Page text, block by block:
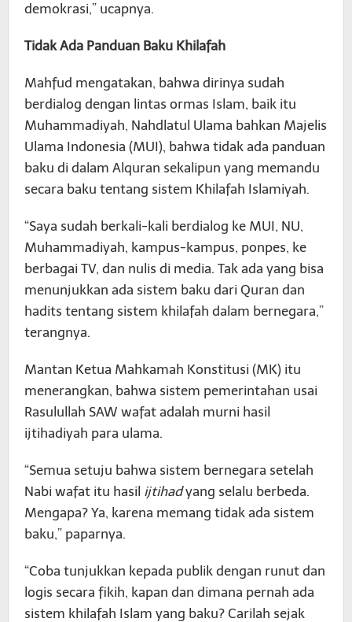
demokrasi,” ucapnya.
Tidak Ada Panduan Baku Khilafah
Mahfud mengatakan, bahwa dirinya sudah
berdialog dengan lintas ormas Islam, baik itu
Muhammadiyah, Nahdlatul Ulama bahkan Majelis
Ulama Indonesia (MUI), bahwa tidak ada panduan
baku di dalam Alquran sekalipun yang memandu
secara baku tentang sistem Khilafah Islamiyah.
“Saya sudah berkali-kali berdialog ke MUI, NU,
Muhammadiyah, kampus-kampus, ponpes, ke
berbagai TV, dan nulis di media. Tak ada yang bisa
menunjukkan ada sistem baku dari Quran dan
hadits tentang sistem khilafah dalam bernegara,”
terangnya.
Mantan Ketua Mahkamah Konstitusi (MK) itu
menerangkan, bahwa sistem pemerintahan usai
Rasulullah SAW wafat adalah murni hasil
ijtihadiyah para ulama.
“Semua setuju bahwa sistem bernegara setelah
Nabi wafat itu hasil ijtihadyang selalu berbeda.
Mengapa? Ya, karena memang tidak ada sistem
baku,” paparnya.
“Coba tunjukkan kepada publik dengan runut dan
logis secara fikih, kapan dan dimana pernah ada
sistem khilafah Islam yang baku? Carilah sejak